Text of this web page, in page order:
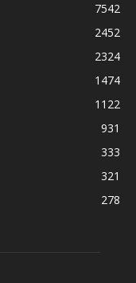
7542
2452
2324
1474
1122
931
333
321
278